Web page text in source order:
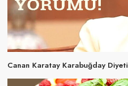
Canan Karatay Karabuğday Diyeti